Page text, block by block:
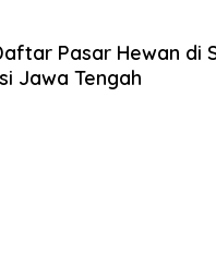
Pasar Hewan di
Jawa Tengah